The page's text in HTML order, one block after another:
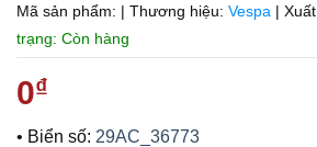
Mã sản phẩm: | Thương hiệu: Vespa |
trạng: Còn hàng
0₫
• Biển số: 29AC_36773